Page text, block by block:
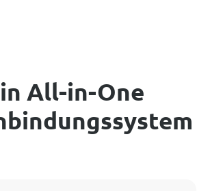
All-in-One